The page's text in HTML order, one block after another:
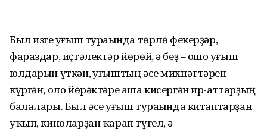
Был изге һуғыш тураһында төрлө фекерҙәр,
фараздар, иҫтәлектәр йөрөй, ә беҙ – ошо һуғыш
юлдарын үткән, һуғыштың әсе михнәттәрен
күргән, оло йөрәктәре аша кисергән ир-аттарҙың
балалары. Был әсе һуғыш тураһында китаптарҙан
уҡып, киноларҙан ҡарап түгел, ә